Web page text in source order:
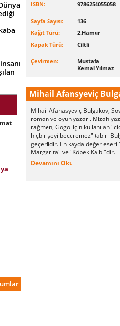
ISBN: 9786254055058
Sayfa Sayısı:
136
Kağıt Türü:
2.Hamur
Kapak Türü:
Ciltli
Çevirmen:
Mustafa
Kemal Yılmaz
Mihail Afansyeviç
Mihail Afanasyeviç Bulgakov,
roman ve oyun yazarı. Mizah
rağmen, Gogol için kullanılan
hiçbir şeyi beceremez" tabiri
geçerlidir. En kayda değer eseri
Margarita" ve "Köpek Kalbi"dir.
Devamını Oku